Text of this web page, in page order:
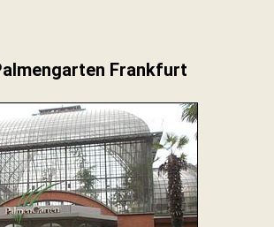
Frankfurt